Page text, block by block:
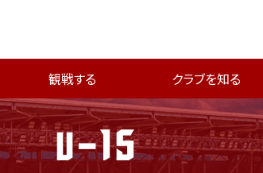
観戦する クラブを知る
U-15